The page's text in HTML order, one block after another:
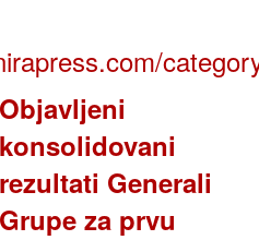
Objavljeni
konsolidovani
rezultati Generali
Grupe za prvu